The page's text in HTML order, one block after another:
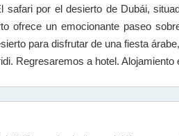
por el desierto de Dubái,
ofrece un emocionante paseo
para disfrutar de una fiesta
Regresaremos a hotel. Alojamiento